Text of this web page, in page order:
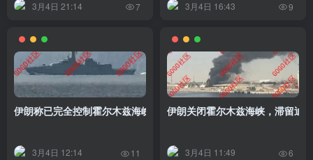
3月4日 21:14 7 3月4日 16:43 9
伊朗称已完全控制霍尔木兹海峡，10多艘油轮无视警告被击毁；伊
3月4日 12:14 11
伊朗关闭霍尔木兹海峡，滞留迪
3月4日 11:49 6